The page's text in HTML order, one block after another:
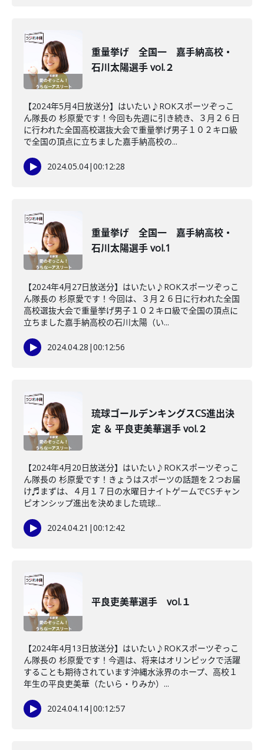
重量挙げ 全国一 嘉手納高校・
石川太陽選手 vol.２
【2024年5月4日放送分】はいたい♪ROKスポーツぞっこ
ん隊長の 杉原愛です！今回も先週に引き続き、３月２６日
に行われた全国高校選抜大会で重量挙げ男子１０２キロ級
で全国の頂点に立ちました嘉手納高校の...
2024.05.04|00:12:28
重量挙げ 全国一 嘉手納高校・
石川太陽選手 vol.1
【2024年4月27日放送分】はいたい♪ROKスポーツぞっこ
ん隊長の 杉原愛です！今回は、３月２６日に行われた全国
高校選抜大会で重量挙げ男子１０２キロ級で全国の頂点に
立ちました嘉手納高校の石川太陽（い...
2024.04.28 |00:12:56
琉球ゴールデンキングスCS進出決
定 ＆ 平良吏美華選手 vol.２
【2024年4月20日放送分】はいたい♪ROKスポーツぞっこ
ん隊長の 杉原愛です！きょうはスポーツの話題を２つお届
け♬まずは、４月１７日の水曜日ナイトゲームでCSチャン
ピオンシップ進出を決めました琉球...
2024.04.21 |00:12:42
平良吏美華選手 vol.１
【2024年4月13日放送分】はいたい♪ROKスポーツぞっこ
ん隊長の 杉原愛です！今週は、将来はオリンピックで活躍
することも期待されています沖縄水泳界のホープ、高校１
年生の平良吏美華（たいら・りみか）...
2024.04.14|00:12:57